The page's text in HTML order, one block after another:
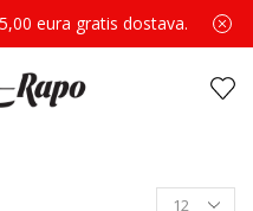
eura gratis dostava.